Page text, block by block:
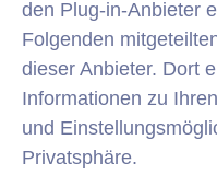
den Plug-in-Anbieter
Folgenden
dieser Anbieter. Dort
Informationen zu
und
Privatsphäre.